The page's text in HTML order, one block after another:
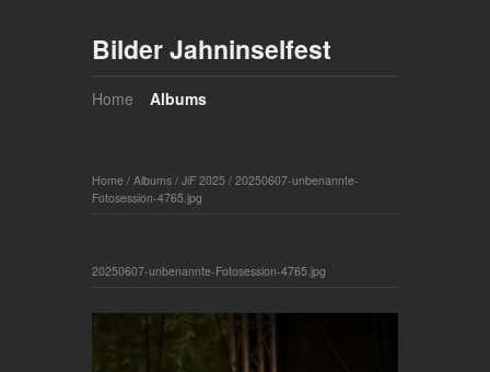
Bilder Jahninselfest
Home Albums
Home / Albums / JiF 2025 / 20250607-unbenannte-
Fotosession-4765.jpg
20250607-unbenannte-Fotosession-4765.jpg